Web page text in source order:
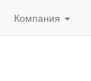
Компания